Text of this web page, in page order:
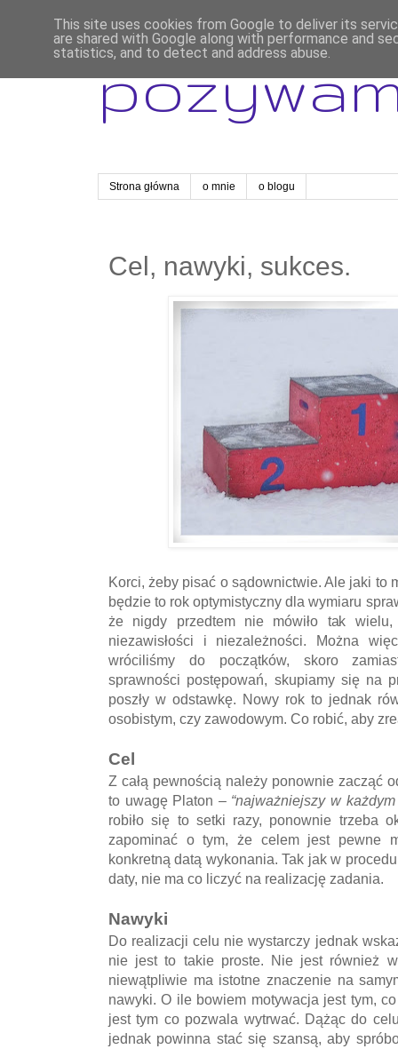
Strona główna o mnie o blogu
Cel, nawyki, sukces.
Korci, żeby pisać o sądownictwie. Ale jaki to
będzie to rok optymistyczny dla wymiaru
że nigdy przedtem nie mówiło tak
niezawisłości i niezależności. Można
wróciliśmy do początków, skoro
sprawności postępowań, skupiamy się na
poszły w odstawkę. Nowy rok to jednak
osobistym, czy zawodowym. Co robić, aby
Cel
Z całą pewnością należy ponownie zacząć
to uwagę Platon – “najważniejszy w
robiło się to setki razy, ponownie trzeba
zapominać o tym, że celem jest pewne
konkretną datą wykonania. Tak jak w
daty, nie ma co liczyć na realizację zadania.
Nawyki
Do realizacji celu nie wystarczy jednak
nie jest to takie proste. Nie jest również
niewątpliwie ma istotne znaczenie na
nawyki. O ile bowiem motywacja jest tym,
jest tym co pozwala wytrwać. Dążąc do
jednak powinna stać się szansą, aby
This site uses cookies from Google to deliver its
are shared with Google along with performance and
statistics, and to detect and address abuse.